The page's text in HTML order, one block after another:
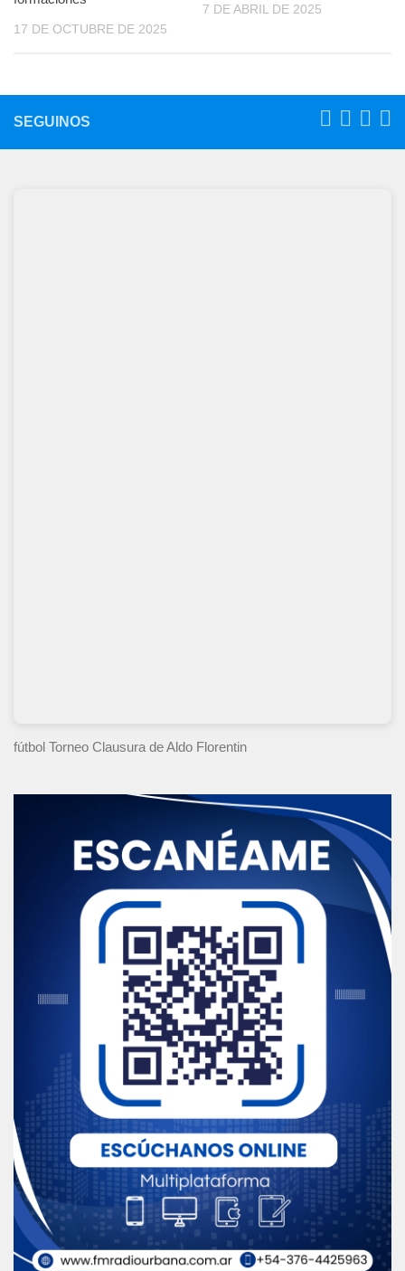
17 DE OCTUBRE DE 2025
7 DE ABRIL DE 2025
SEGUINOS
fútbol Torneo Clausura de Aldo Florentin